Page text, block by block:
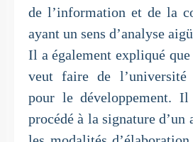
de l’information et de la
ayant un sens d’analyse
Il a également expliqué que
veut faire de l’université
pour le développement.
procédé à la signature d’un